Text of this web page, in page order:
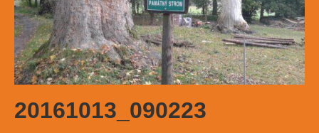
20161013_090223